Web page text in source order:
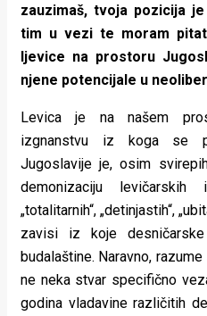
zauzimaš, tvoja pozicija
tim u vezi te moram
ljevice na prostoru
njene potencijale u
Levica je na našem
izgnanstvu iz koga se
Jugoslavije je, osim
demonizaciju levičarskih
„totalitarnih“, „detinjastih“,
zavisi iz koje
budalaštine. Naravno,
ne neka stvar specifično
godina vladavine različitih